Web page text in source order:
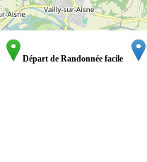
Départ de Randonnée facile